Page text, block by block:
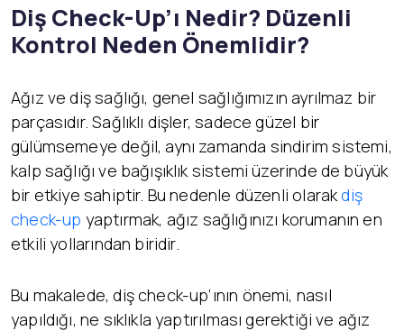
Diş Check-Up’ı Nedir? Düzenli
Kontrol Neden Önemlidir?
Ağız ve diş sağlığı, genel sağlığımızın ayrılmaz bir
parçasıdır. Sağlıklı dişler, sadece güzel bir
gülümsemeye değil, aynı zamanda sindirim sistemi,
kalp sağlığı ve bağışıklık sistemi üzerinde de büyük
bir etkiye sahiptir. Bu nedenle düzenli olarakdiş
check-up yaptırmak, ağız sağlığınızı korumanın en
etkili yollarından biridir.
Bu makalede, diş check-up’ının önemi, nasıl
yapıldığı, ne sıklıkla yaptırılması gerektiği ve ağız